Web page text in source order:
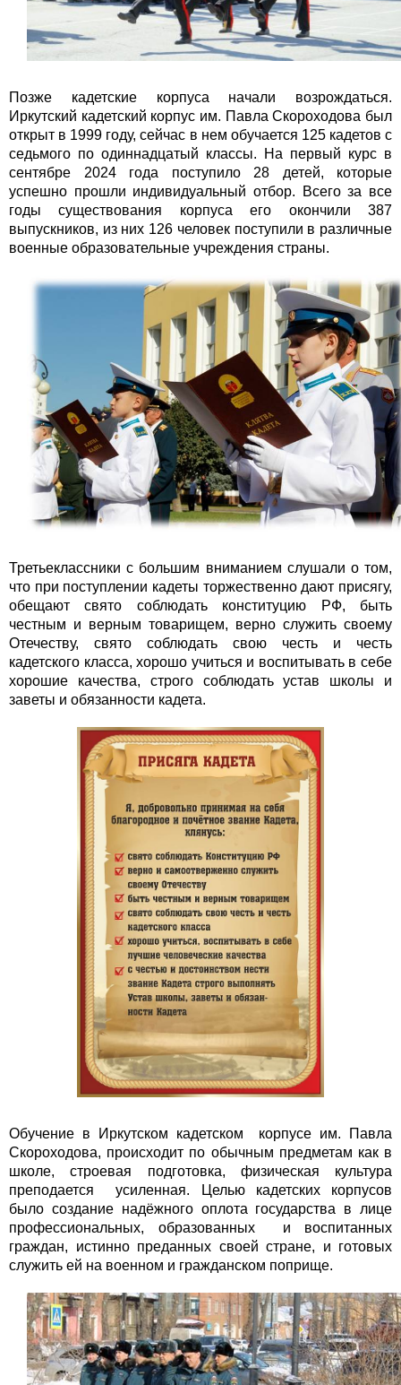
Позже кадетские корпуса начали возрождаться.
Иркутский кадетский корпус им. Павла Скороходова был
открыт в 1999 году, сейчас в нем обучается 125 кадетов с
седьмого по одиннадцатый классы. На первый курс в
сентябре 2024 года поступило 28 детей, которые
успешно прошли индивидуальный отбор. Всего за все
годы существования корпуса его окончили 387
выпускников, из них 126 человек поступили в различные
военные образовательные учреждения страны.
Третьеклассники с большим вниманием слушали о том,
что при поступлении кадеты торжественно дают присягу,
обещают свято соблюдать конституцию РФ, быть
честным и верным товарищем, верно служить своему
Отечеству, свято соблюдать свою честь и честь
кадетского класса, хорошо учиться и воспитывать в себе
хорошие качества, строго соблюдать устав школы и
заветы и обязанности кадета.
Обучение в Иркутском кадетском корпусе им. Павла
Скороходова, происходит по обычным предметам как в
школе, строевая подготовка, физическая культура
преподается усиленная. Целью кадетских корпусов
было создание надёжного оплота государства в лице
профессиональных, образованных и воспитанных
граждан, истинно преданных своей стране, и готовых
служить ей на военном и гражданском поприще.